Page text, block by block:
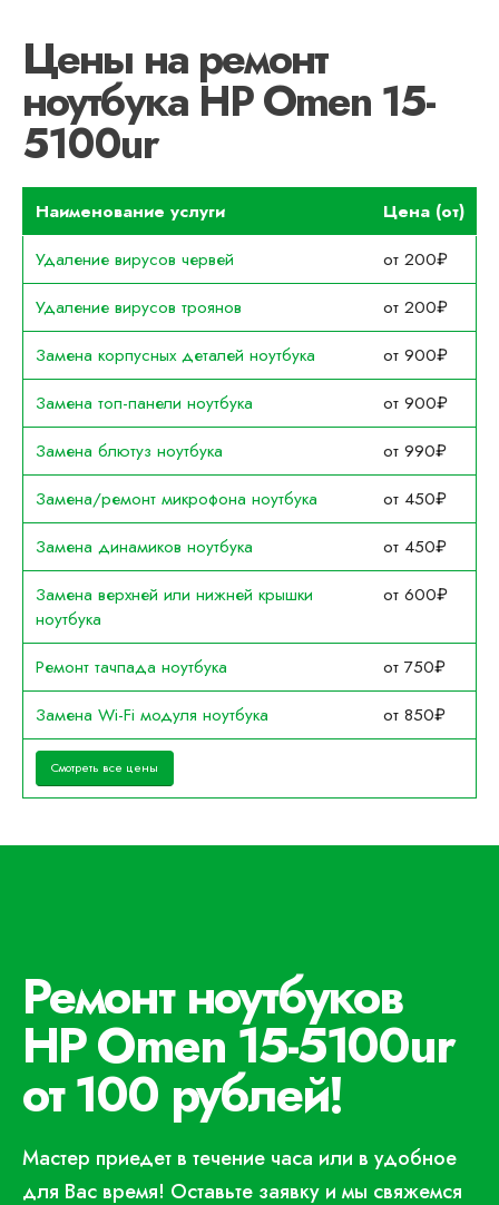
Цены на ремонт
ноутбука HP Omen 15-
5100ur
Наименование услуги
Цена (от)
Удаление вирусов червей
от 200₽
Удаление вирусов троянов
от 200₽
Замена корпусных деталей ноутбука
от 900₽
Замена топ-панели ноутбука
от 900₽
Замена блютуз ноутбука
от 990₽
Замена/ремонт микрофона ноутбука
от 450₽
Замена динамиков ноутбука
от 450₽
Замена верхней или нижней крышки
ноутбука
от 600₽
Ремонт тачпада ноутбука
от 750₽
Замена Wi-Fi модуля ноутбука
от 850₽
Смотреть все цены
Ремонт ноутбуков
HP Omen 15-5100ur
от 100 рублей!
Мастер приедет в течение часа или в удобное
для Вас время! Оставьте заявку и мы свяжемся